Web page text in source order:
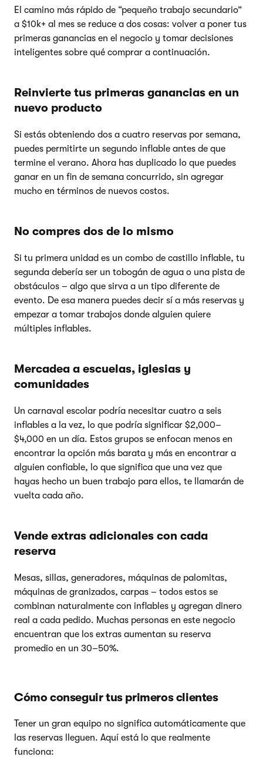
El camino más rápido de “pequeño trabajo secundario”
a $10k+ al mes se reduce a dos cosas: volver a poner tus
primeras ganancias en el negocio y tomar decisiones
inteligentes sobre qué comprar a continuación.
Reinvierte tus primeras ganancias en un
nuevo producto
Si estás obteniendo dos a cuatro reservas por semana,
puedes permitirte un segundo inflable antes de que
termine el verano. Ahora has duplicado lo que puedes
ganar en un fin de semana concurrido, sin agregar
mucho en términos de nuevos costos.
No compres dos de lo mismo
Si tu primera unidad es un combo de castillo inflable, tu
segunda debería ser un tobogán de agua o una pista de
obstáculos – algo que sirva a un tipo diferente de
evento. De esa manera puedes decir sí a más reservas y
empezar a tomar trabajos donde alguien quiere
múltiples inflables.
Mercadea a escuelas, iglesias y
comunidades
Un carnaval escolar podría necesitar cuatro a seis
inflables a la vez, lo que podría significar $2,000–
$4,000 en un día. Estos grupos se enfocan menos en
encontrar la opción más barata y más en encontrar a
alguien confiable, lo que significa que una vez que
hayas hecho un buen trabajo para ellos, te llamarán de
vuelta cada año.
Vende extras adicionales con cada
reserva
Mesas, sillas, generadores, máquinas de palomitas,
máquinas de granizados, carpas – todos estos se
combinan naturalmente con inflables y agregan dinero
real a cada pedido. Muchas personas en este negocio
encuentran que los extras aumentan su reserva
promedio en un 30–50%.
Cómo conseguir tus primeros clientes
Tener un gran equipo no significa automáticamente que
las reservas lleguen. Aquí está lo que realmente
funciona: